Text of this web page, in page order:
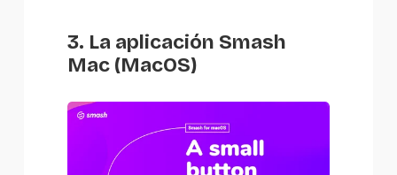
3. La aplicación Smash
Mac (MacOS)